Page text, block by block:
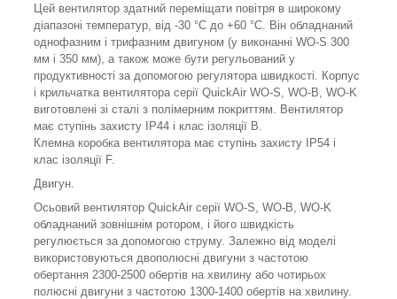
Цей вентилятор здатний переміщати повітря в широкому
діапазоні температур, від -30 °C до +60 °C. Він обладнаний
однофазним і трифазним двигуном (у виконанні WO-S 300
мм і 350 мм), а також може бути регульований у
продуктивності за допомогою регулятора швидкості. Корпус
і крильчатка вентилятора серії QuickAir WO-S, WO-B, WO-K
виготовлені зі сталі з полімерним покриттям. Вентилятор
має ступінь захисту IP44 і клас ізоляції В.
Клемна коробка вентилятора має ступінь захисту IP54 і
клас ізоляції F.
Двигун.
Осьовий вентилятор QuickAir серії WO-S, WO-B, WO-K
обладнаний зовнішнім ротором, і його швидкість
регулюється за допомогою струму. Залежно від моделі
використовуються двополюсні двигуни з частотою
обертання 2300-2500 обертів на хвилину або чотирьох
полюсні двигуни з частотою 1300-1400 обертів на хвилину.